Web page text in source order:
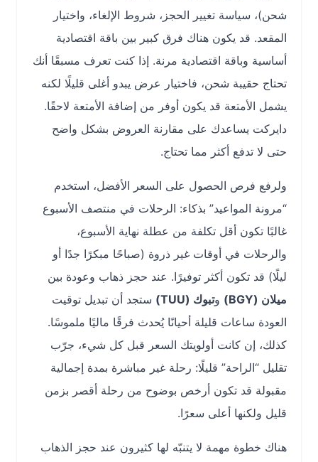
شحن)، سياسة تغيير الحجز، شروط الإلغاء، واختيار
المقعد. قد يكون هناك فرق كبير بين باقة اقتصادية
أساسية وباقة اقتصادية مرنة. إذا كنت تعرف مسبقًا أنك
تحتاج حقيبة شحن، فاختيار عرض يبدو أغلى قليلًا لكنه
يشمل الأمتعة قد يكون أوفر من إضافة الأمتعة لاحقًا.
دايركت يساعدك على مقارنة العروض بشكل واضح
حتى لا تدفع أكثر مما تحتاج.
ولرفع فرص الحصول على السعر الأفضل، استخدم
“مرونة المواعيد” بذكاء: الرحلات في منتصف الأسبوع
غالبًا تكون أقل تكلفة من عطلة نهاية الأسبوع،
والرحلات في أوقات غير ذروة (صباحًا مبكرًا جدًا أو
ليلًا) قد تكون أكثر توفيرًا. عند حجز ذهاب وعودة بين
ميلان (BGY)
وتبوك (TUU)
ستجد أن تبديل توقيت
العودة ساعات قليلة أحيانًا يُحدث فرقًا ماليًا ملموسًا.
كذلك، إن كانت أولويتك السعر قبل كل شيء، جرّب
تقليل “الراحة” قليلًا: رحلة غير مباشرة بمدة إجمالية
مقبولة قد تكون أرخص بوضوح من رحلة أقصر بزمن
قليل ولكنها أعلى سعرًا.
هناك خطوة مهمة لا يتنبّه لها كثيرون عند حجز الذهاب